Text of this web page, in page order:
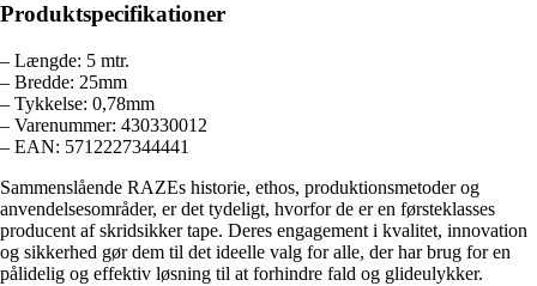
Produktspecifikationer
– Længde: 5 mtr.
– Bredde: 25mm
– Tykkelse: 0,78mm
– Varenummer: 430330012
– EAN: 5712227344441
Sammenslående RAZEs historie, ethos, produktionsmetoder og
anvendelsesområder, er det tydeligt, hvorfor de er en førsteklasses
producent af skridsikker tape. Deres engagement i kvalitet, innovation
og sikkerhed gør dem til det ideelle valg for alle, der har brug for en
pålidelig og effektiv løsning til at forhindre fald og glideulykker.